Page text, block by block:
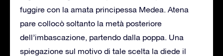
fuggire con la amata principessa Medea. Atena
pare collocò soltanto la metà posteriore
dell’imbascazione, partendo dalla poppa. Una
spiegazione sul motivo di tale scelta la diede il